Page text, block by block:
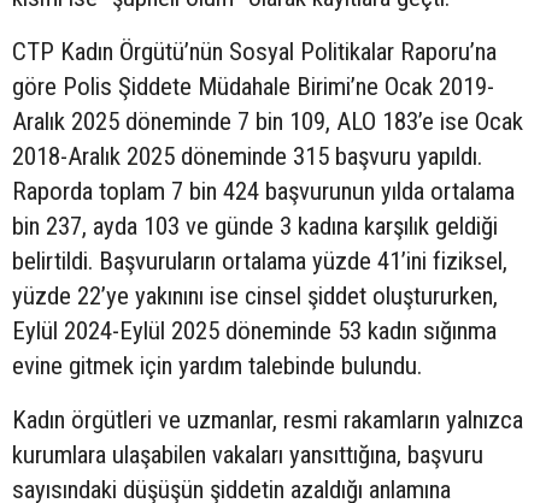
CTP Kadın Örgütü’nün Sosyal Politikalar Raporu’na
göre Polis Şiddete Müdahale Birimi’ne Ocak 2019-
Aralık 2025 döneminde 7 bin 109, ALO 183’e ise Ocak
2018-Aralık 2025 döneminde 315 başvuru yapıldı.
Raporda toplam 7 bin 424 başvurunun yılda ortalama
bin 237, ayda 103 ve günde 3 kadına karşılık geldiği
belirtildi. Başvuruların ortalama yüzde 41’ini fiziksel,
yüzde 22’ye yakınını ise cinsel şiddet oluştururken,
Eylül 2024-Eylül 2025 döneminde 53 kadın sığınma
evine gitmek için yardım talebinde bulundu.
Kadın örgütleri ve uzmanlar, resmi rakamların yalnızca
kurumlara ulaşabilen vakaları yansıttığına, başvuru
sayısındaki düşüşün şiddetin azaldığı anlamına